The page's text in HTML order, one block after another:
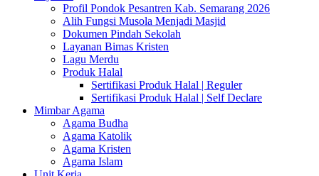
Profil Pondok Pesantren Kab. Semarang 2026
Alih Fungsi Musola Menjadi Masjid
Dokumen Pindah Sekolah
Layanan Bimas Kristen
Lagu Merdu
Produk Halal
Sertifikasi Produk Halal | Reguler
Sertifikasi Produk Halal | Self Declare
Mimbar Agama
Agama Budha
Agama Katolik
Agama Kristen
Agama Islam